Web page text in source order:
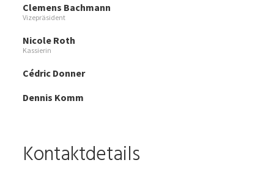
Clemens Bachmann
Vizepräsident
Nicole Roth
Kassierin
Cédric Donner
Dennis Komm
Kontaktdetails